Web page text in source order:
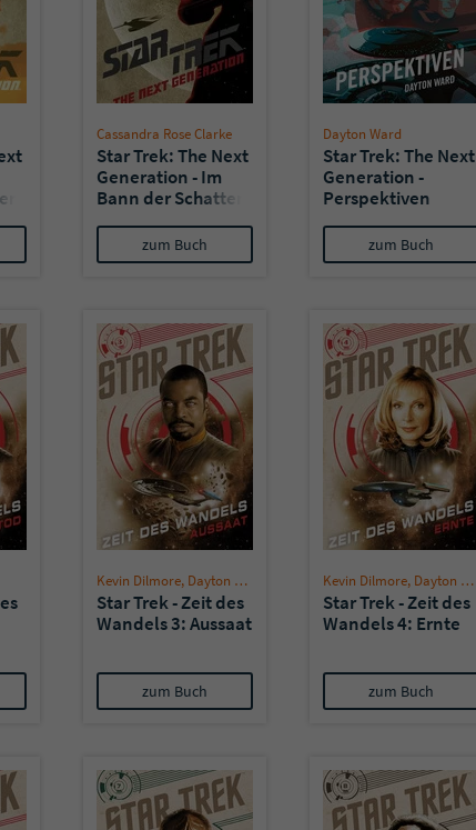
Cassandra Rose Clarke
Star Trek: The Next
Generation - Im
Bann der Schatten
zum Buch
Dayton Ward
Star Trek: The Next
Generation -
Perspektiven
zum Buch
Kevin Dilmore, Dayton Ward
Star Trek - Zeit des
Wandels 3: Aussaat
zum Buch
Kevin Dilmore, Dayton Ward
Star Trek - Zeit des
Wandels 4: Ernte
zum Buch